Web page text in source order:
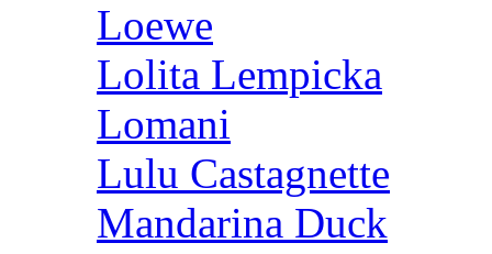
Loewe
Lolita Lempicka
Lomani
Lulu Castagnette
Mandarina Duck